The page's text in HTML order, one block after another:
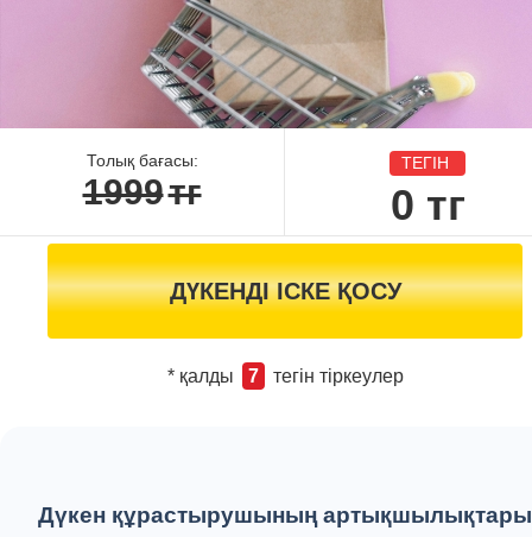
Толық бағасы:
1999тг
ТЕГІН
0 тг
ДҮКЕНДІ ІСКЕ ҚОСУ
* қалды 7 тегін тіркеулер
Дүкен құрастырушының артықшылықтары